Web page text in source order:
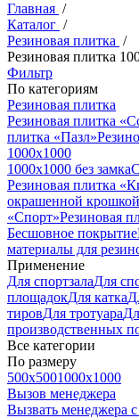
Главная /
Каталог /
Резиновая плитка /
Резиновая плитка
Фильтр
По категориям
Резиновая плитка
Резиновая плитка
плитка «Пазл»
1000x1000
1000x1000 без замка
Резиновая плитка
окрашенной
«Спорт»Резиновая
Бесшовное покрытие
материалы для
Применение
Для спортзалаДля
площадокДля катка
тировДля тротуара
производственных
Все категории
По размеру
500x5001000x1000
Вызов менеджера
Вызвать менеджера